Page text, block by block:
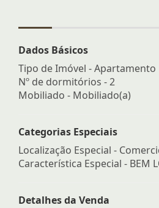
Dados Básicos
Tipo de Imóvel - Apartamento
Nº de dormitórios - 2
Mobiliado - Mobiliado(a)
Categorias Especiais
Localização Especial -
Característica Especial - BEM
Detalhes da Venda